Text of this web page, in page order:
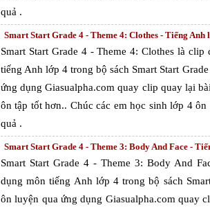
quả .
Smart Start Grade 4 - Theme 4: Clothes - Tiếng Anh
Smart Start Grade 4 - Theme 4: Clothes là
tiếng Anh lớp 4 trong bộ sách Smart Start
ứng dụng Giasualpha.com quay clip quay lại
ôn tập tốt hơn.. Chúc các em học sinh lớp 4
quả .
Smart Start Grade 4 - Theme 3: Body And Face -
Smart Start Grade 4 - Theme 3: Body And
dụng môn tiếng Anh lớp 4 trong bộ sách
ôn luyện qua ứng dụng Giasualpha.com quay